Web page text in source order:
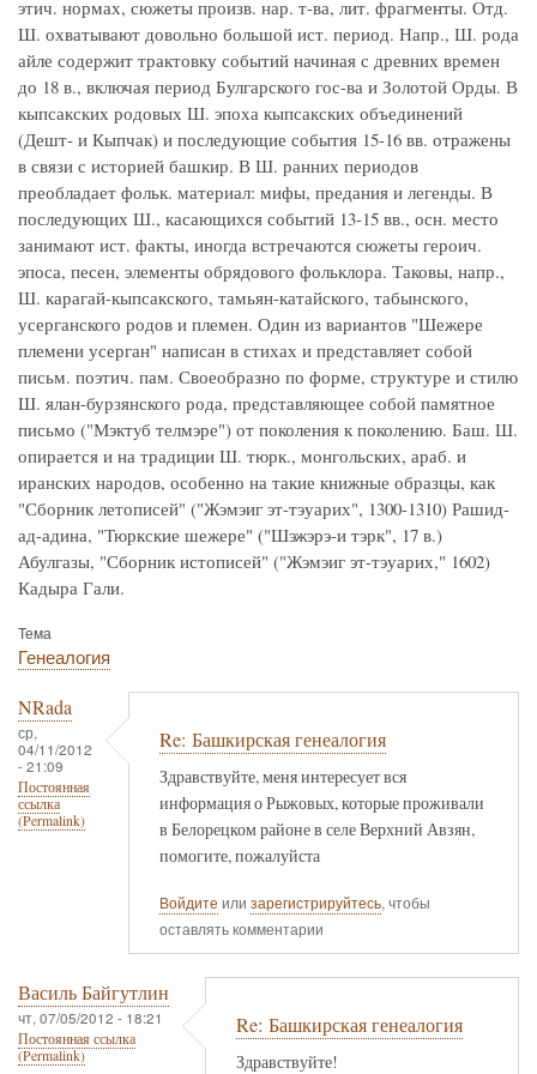
этич. нормах, сюжеты произв. нар. т-ва, лит. фрагменты. Отд.
Ш. охватывают довольно большой ист. период. Напр., Ш. рода
айле содержит трактовку событий начиная с древних времен
до 18 в., включая период Булгарского гос-ва и Золотой Орды. В
кыпсакских родовых Ш. эпоха кыпсакских объединений
(Дешт- и Кыпчак) и последующие события 15-16 вв. отражены
в связи с историей башкир. В Ш. ранних периодов
преобладает фольк. материал: мифы, предания и легенды. В
последующих Ш., касающихся событий 13-15 вв., осн. место
занимают ист. факты, иногда встречаются сюжеты героич.
эпоса, песен, элементы обрядового фольклора. Таковы, напр.,
Ш. карагай-кыпсакского, тамьян-катайского, табынского,
усерганского родов и племен. Один из вариантов "Шежере
племени усерган" написан в стихах и представляет собой
письм. поэтич. пам. Своеобразно по форме, структуре и стилю
Ш. ялан-бурзянского рода, представляющее собой памятное
письмо ("Мэктyб телмэре") от поколения к поколению. Баш. Ш.
опирается и на традиции Ш. тюрк., монгольских, араб. и
иранских народов, особенно на такие книжные образцы, как
"Сборник летописей" ("Жэмэиг эт-тэуарих", 1300-1310) Рашид-
ад-адина, "Тюркские шежере" ("Шэжэрэ-и тэрк", 17 в.)
Абулгазы, "Сборник истописей" ("Жэмэиг эт-тэуарих," 1602)
Кадыра Гали.
Тема
Генеалогия
NRada
ср,
04/11/2012
- 21:09
Постоянная
ссылка
(Permalink)
Re: Башкирская генеалогия
Здравствуйте, меня интересует вся
информация о Рыжовых, которые проживали
в Белорецком районе в селе Верхний Авзян,
помогите, пожалуйста
Войдите или зарегистрируйтесь, чтобы
оставлять комментарии
Василь Байгутлин
чт, 07/05/2012 - 18:21
Постоянная ссылка
(Permalink)
Re: Башкирская генеалогия
Здравствуйте!